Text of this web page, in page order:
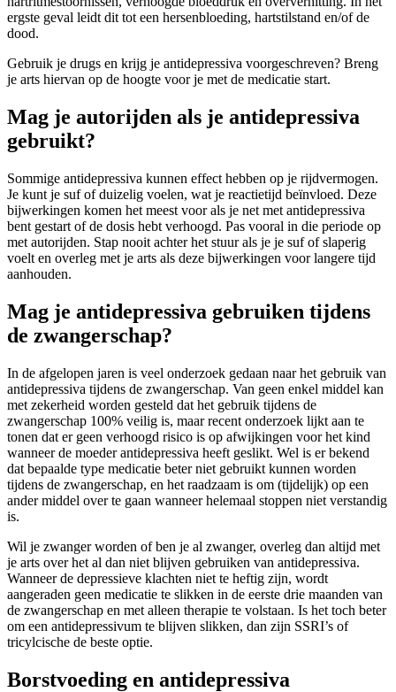
ergste geval leidt dit tot een hersenbloeding, hartstilstand en/of de
dood.
Gebruik je drugs en krijg je antidepressiva voorgeschreven? Breng
je arts hiervan op de hoogte voor je met de medicatie start.
Mag je autorijden als je antidepressiva
gebruikt?
Sommige antidepressiva kunnen effect hebben op je rijdvermogen.
Je kunt je suf of duizelig voelen, wat je reactietijd beïnvloed. Deze
bijwerkingen komen het meest voor als je net met antidepressiva
bent gestart of de dosis hebt verhoogd. Pas vooral in die periode op
met autorijden. Stap nooit achter het stuur als je je suf of slaperig
voelt en overleg met je arts als deze bijwerkingen voor langere tijd
aanhouden.
Mag je antidepressiva gebruiken tijdens
de zwangerschap?
In de afgelopen jaren is veel onderzoek gedaan naar het gebruik van
antidepressiva tijdens de zwangerschap. Van geen enkel middel kan
met zekerheid worden gesteld dat het gebruik tijdens de
zwangerschap 100% veilig is, maar recent onderzoek lijkt aan te
tonen dat er geen verhoogd risico is op afwijkingen voor het kind
wanneer de moeder antidepressiva heeft geslikt. Wel is er bekend
dat bepaalde type medicatie beter niet gebruikt kunnen worden
tijdens de zwangerschap, en het raadzaam is om (tijdelijk) op een
ander middel over te gaan wanneer helemaal stoppen niet verstandig
is.
Wil je zwanger worden of ben je al zwanger, overleg dan altijd met
je arts over het al dan niet blijven gebruiken van antidepressiva.
Wanneer de depressieve klachten niet te heftig zijn, wordt
aangeraden geen medicatie te slikken in de eerste drie maanden van
de zwangerschap en met alleen therapie te volstaan. Is het toch beter
om een antidepressivum te blijven slikken, dan zijn SSRI’s of
tricylcische de beste optie.
Borstvoeding en antidepressiva